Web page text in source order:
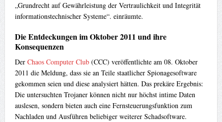
„Grundrecht auf Gewährleistung der Vertraulichkeit und Integrität
informationstechnischer Systeme“. einräumte.
Die Entdeckungen im Oktober 2011 und ihre
Konsequenzen
Der Chaos Computer Club(CCC) veröffentlichte am 08. Oktober
2011 die Meldung, dass sie an Teile staatlicher Spionagesoftware
gekommen seien und diese analysiert hätten. Das prekäre Ergebnis:
Die untersuchten Trojaner können nicht nur höchst intime Daten
auslesen, sondern bieten auch eine Fernsteuerungsfunktion zum
Nachladen und Ausführen beliebiger weiterer Schadsoftware.